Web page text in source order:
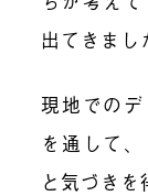
出てきまし
現地での
を通して
と気づきを